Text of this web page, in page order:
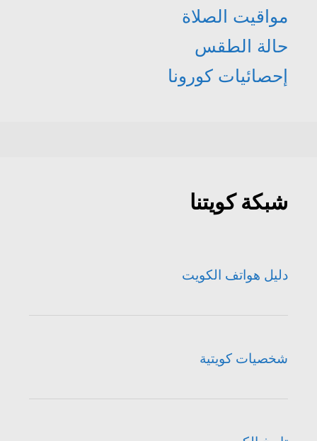
مواقيت الصلاة
حالة الطقس
إحصائيات كورونا
شبكة كويتنا
دليل هواتف الكويت
شخصيات كويتية